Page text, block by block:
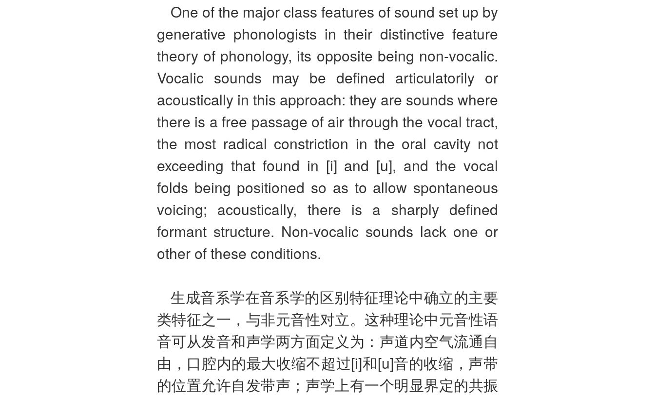
One of the major class features of sound set up by
generative phonologists in their distinctive feature
theory of phonology, its opposite being non-vocalic.
Vocalic sounds may be defined articulatorily or
acoustically in this approach: they are sounds where
there is a free passage of air through the vocal tract,
the most radical constriction in the oral cavity not
exceeding that found in [i] and [u], and the vocal
folds being positioned so as to allow spontaneous
voicing; acoustically, there is a sharply defined
formant structure. Non-vocalic sounds lack one or
other of these conditions.
生成音系学在音系学的区别特征理论中确立的主要
类特征之一，与非元音性对立。这种理论中元音性语
音可从发音和声学两方面定义为：声道内空气流通自
由，口腔内的最大收缩不超过[i]和[u]音的收缩，声带
的位置允许自发带声；声学上有一个明显界定的共振